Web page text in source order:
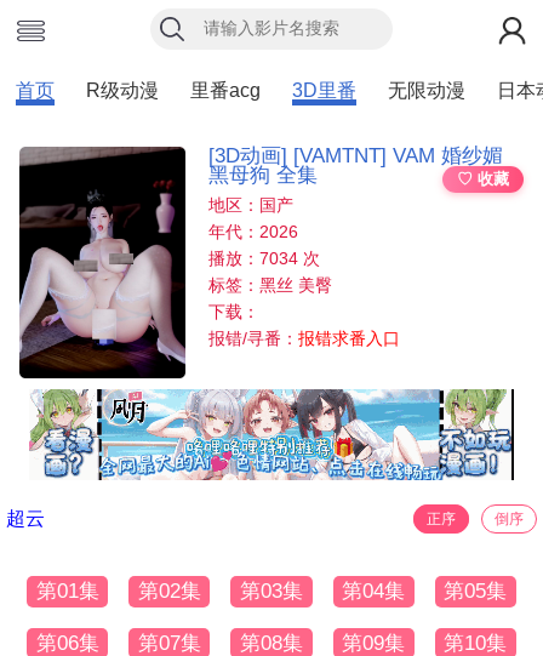
首页 R级动漫 里番acg 3D里番 无限动漫 日本
[3D动画] [VAMTNT] VAM 婚纱媚
黑母狗 全集
♡ 收藏
地区：国产
年代：2026
播放：7034 次
标签：黑丝 美臀
下载：
报错/寻番：报错求番入口
超云 正序 倒序
第01集 第02集 第03集 第04集 第05集
第06集 第07集 第08集 第09集 第10集